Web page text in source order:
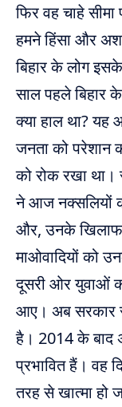
फिर वह चाहे सीमा
हमने हिंसा और
बिहार के लोग
साल पहले बिहार
क्या हाल था?
जनता को परेशान
को रोक रखा था।
ने आज नक्सलियों
और, उनके खिलाफ
माओवादियों को
दूसरी ओर युवाओं
आए। अब सरकार
है। 2014 के बाद
प्रभावित हैं। वह
तरह से खात्मा हो